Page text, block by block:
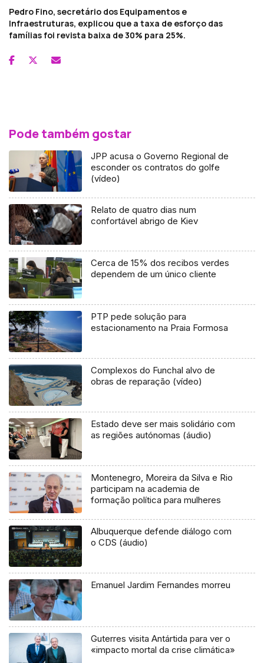
Pedro Fino, secretário dos Equipamentos e
Infraestruturas, explicou que a taxa de esforço das
famílias foi revista baixa de 30% para 25%.
Pode também gostar
JPP acusa o Governo Regional de
esconder os contratos do golfe
(vídeo)
Relato de quatro dias num
confortável abrigo de Kiev
Cerca de 15% dos recibos verdes
dependem de um único cliente
PTP pede solução para
estacionamento na Praia Formosa
Complexos do Funchal alvo de
obras de reparação (vídeo)
Estado deve ser mais solidário com
as regiões autónomas (áudio)
Montenegro, Moreira da Silva e Rio
participam na academia de
formação política para mulheres
Albuquerque defende diálogo com
o CDS (áudio)
Emanuel Jardim Fernandes morreu
Guterres visita Antártida para ver o
«impacto mortal da crise climática»